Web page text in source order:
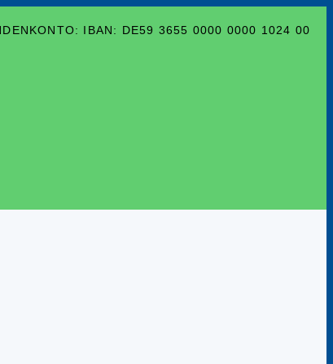
IBAN: DE59 3655 0000 0000 1024 00